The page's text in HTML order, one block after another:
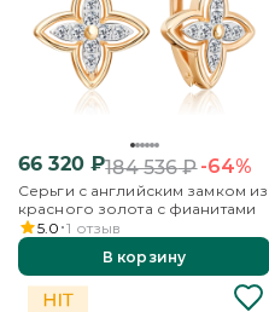
66 320₽184 536₽-64%
Серьги с английским замком из
красного золота с фианитами
5.0 1 отзыв
В корзину